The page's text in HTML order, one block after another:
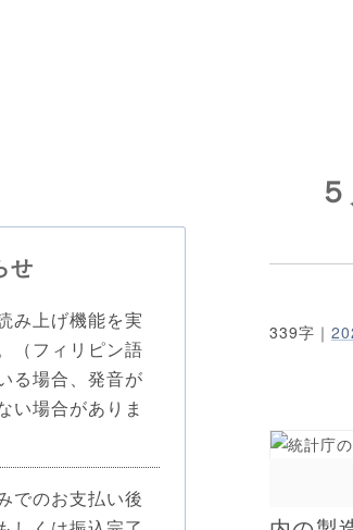
せ
み上げ機能を実
（フィリピン語
る場合、発音が
い場合がありま
でのお支払い後
339字｜